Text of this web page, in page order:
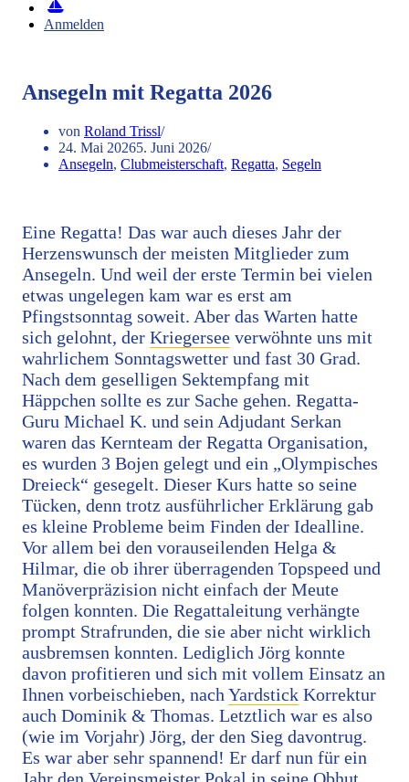
Anmelden
Ansegeln mit Regatta 2026
von Roland Trissl
24. Mai 20265. Juni 2026
Ansegeln, Clubmeisterschaft, Regatta, Segeln
Eine Regatta! Das war auch dieses Jahr der
Herzenswunsch der meisten Mitglieder zum
Ansegeln. Und weil der erste Termin bei vielen
etwas ungelegen kam war es erst am
Pfingstsonntag soweit. Aber das Warten hatte
sich gelohnt, der Kriegersee verwöhnte uns mit
wahrlichem Sonntagswetter und fast 30 Grad.
Nach dem geselligen Sektempfang mit
Häppchen sollte es zur Sache gehen. Regatta-
Guru Michael K. und sein Adjudant Serkan
waren das Kernteam der Regatta Organisation,
es wurden 3 Bojen gelegt und ein „Olympisches
Dreieck“ gesegelt. Dieser Kurs hatte so seine
Tücken, denn trotz ausführlicher Erklärung gab
es kleine Probleme beim Finden der Idealline.
Vor allem bei den vorauseilenden Helga &
Hilmar, die ob ihrer überragenden Topspeed und
Manöverpräzision nicht einfach der Meute
folgen konnten. Die Regattaleitung verhängte
prompt Strafrunden, die sie aber nicht wirklich
ausbremsen konnten. Lediglich Jörg konnte
davon profitieren und sich mit vollem Einsatz an
Ihnen vorbeischieben, nach Yardstick Korrektur
auch Dominik & Thomas. Letztlich war es also
(wie im Vorjahr) Jörg, der den Sieg davontrug.
Es war aber sehr spannend! Er darf nun für ein